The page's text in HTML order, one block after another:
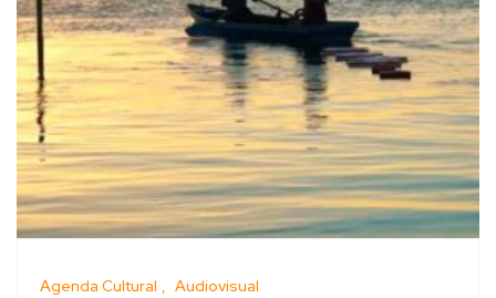
Agenda Cultural Audiovisual